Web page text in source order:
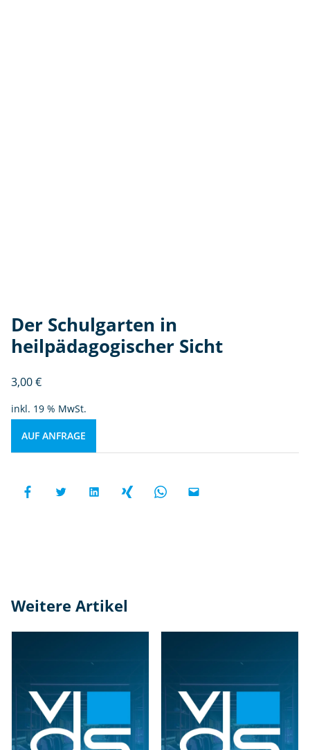
Der Schulgarten in
heilpädagogischer Sicht
3,00€
inkl. 19 % MwSt.
AUF ANFRAGE
Weitere Artikel